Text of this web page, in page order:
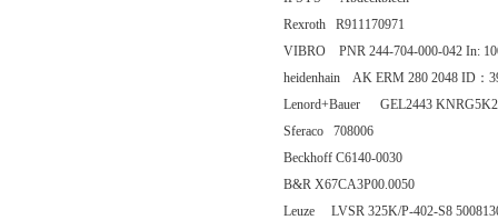
Rexroth R911170971
VIBRO PNR 244-704-000-042 In:
heidenhain AK ERM 280 2048 ID：
Lenord+Bauer GEL2443
Sferaco 708006
Beckhoff C6140-0030
B&R X67CA3P00.0050
Leuze LVSR 325K/P-402-S8